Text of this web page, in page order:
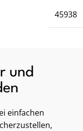
45938
und
einfachen